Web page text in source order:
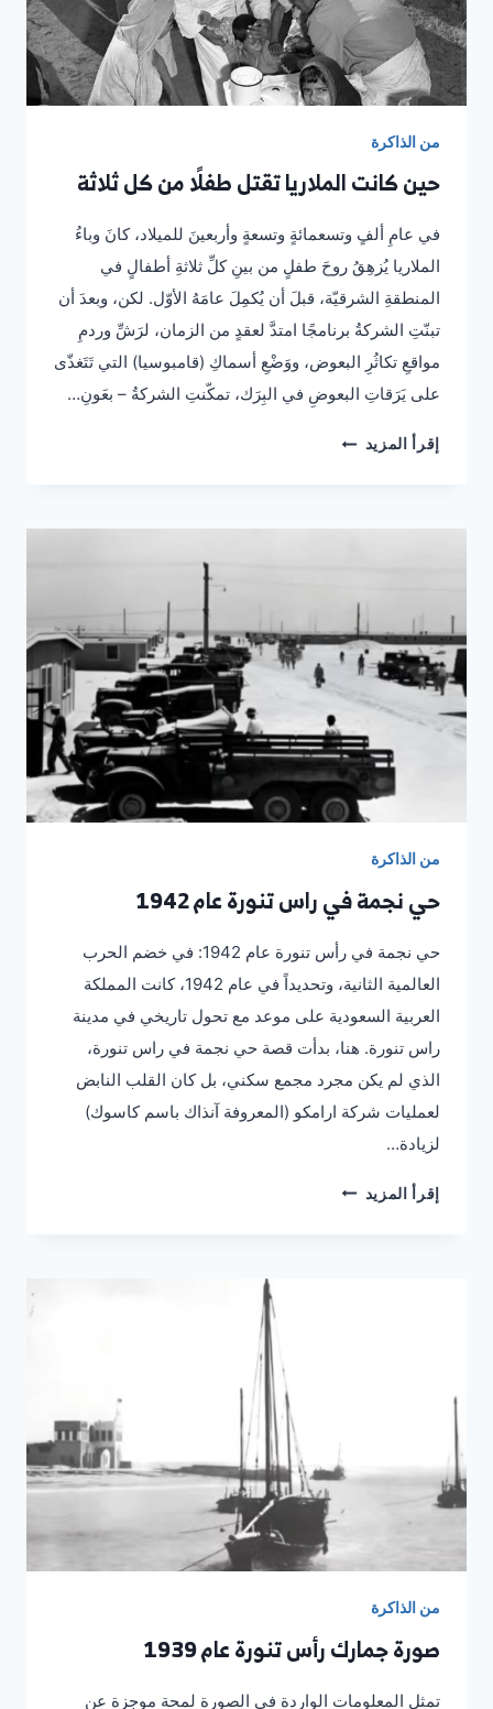
من الذاكرة
حين كانت الملاريا تقتل طفلًا من كل ثلاثة
في عامِ ألفٍ وتسعمائةٍ وتسعةٍ وأربعينَ للميلاد، كانَ وباءُ
الملاريا يُزهِقُ روحَ طفلٍ من بينِ كلِّ ثلاثةِ أطفالٍ في
المنطقةِ الشرقيّة، قبلَ أن يُكمِلَ عامَهُ الأوّل. لكن، وبعدَ أن
تبنّتِ الشركةُ برنامجًا امتدَّ لعقدٍ من الزمان، لرَشِّ وردمِ
مواقعِ تكاثُرِ البعوض، ووَضْعِ أسماكِ (قامبوسيا) التي تَتَغذّى
على يَرَقاتِ البعوضِ في البِرَك، تمكّنتِ الشركةُ – بعَونِ…
إقرأ المزيد حين
طفلًا
ثلاثة
من الذاكرة
حي نجمة في راس تنورة عام 1942
حي نجمة في رأس تنورة عام 1942: في خضم الحرب
العالمية الثانية، وتحديداً في عام 1942، كانت المملكة
العربية السعودية على موعد مع تحول تاريخي في مدينة
راس تنورة. هنا، بدأت قصة حي نجمة في راس تنورة،
الذي لم يكن مجرد مجمع سكني، بل كان القلب النابض
لعمليات شركة ارامكو (المعروفة آنذاك باسم كاسوك)
لزيادة…
إقرأ المزيد حي
من الذاكرة
صورة جمارك رأس تنورة عام 1939
تمثل المعلومات الواردة في الصورة لمحة موجزة عن